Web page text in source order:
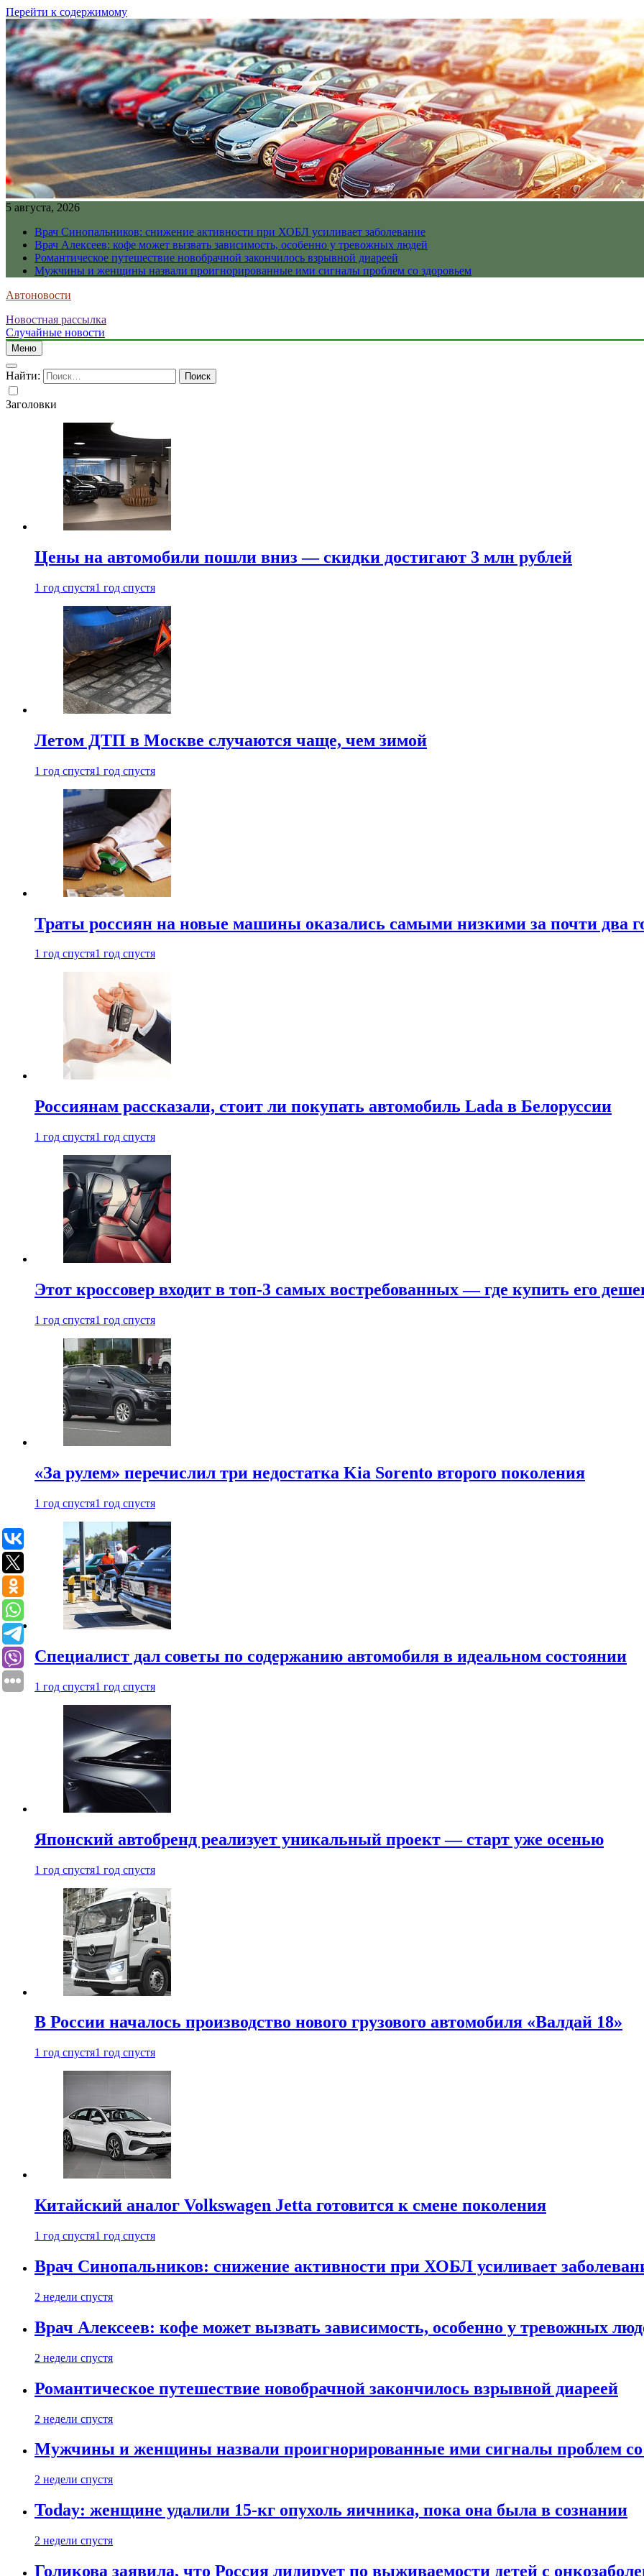
Перейти к содержимому
5 августа, 2026
Врач Синопальников: снижение активности при ХОБЛ усиливает заболевание
Врач Алексеев: кофе может вызвать зависимость, особенно у тревожных людей
Романтическое путешествие новобрачной закончилось взрывной диареей
Мужчины и женщины назвали проигнорированные ими сигналы проблем со здоровьем
Автоновости
Новостная рассылка
Случайные новости
Меню
Найти:
Заголовки
Цены на автомобили пошли вниз — скидки достигают 3 млн рублей
1 год спустя1 год спустя
Летом ДТП в Москве случаются чаще, чем зимой
1 год спустя1 год спустя
Траты россиян на новые машины оказались самыми низкими за почти два
1 год спустя1 год спустя
Россиянам рассказали, стоит ли покупать автомобиль Lada в Белоруссии
1 год спустя1 год спустя
Этот кроссовер входит в топ-3 самых востребованных — где купить его
1 год спустя1 год спустя
«За рулем» перечислил три недостатка Kia Sorento второго поколения
1 год спустя1 год спустя
Специалист дал советы по содержанию автомобиля в идеальном состоянии
1 год спустя1 год спустя
Японский автобренд реализует уникальный проект — старт уже осенью
1 год спустя1 год спустя
В России началось производство нового грузового автомобиля «Валдай 18»
1 год спустя1 год спустя
Китайский аналог Volkswagen Jetta готовится к смене поколения
1 год спустя1 год спустя
Врач Синопальников: снижение активности при ХОБЛ усиливает
2 недели спустя
Врач Алексеев: кофе может вызвать зависимость, особенно у тревожных
2 недели спустя
Романтическое путешествие новобрачной закончилось взрывной диареей
2 недели спустя
Мужчины и женщины назвали проигнорированные ими сигналы проблем со
2 недели спустя
Today: женщине удалили 15-кг опухоль яичника, пока она была в сознании
2 недели спустя
Голикова заявила, что Россия лидирует по выживаемости детей с